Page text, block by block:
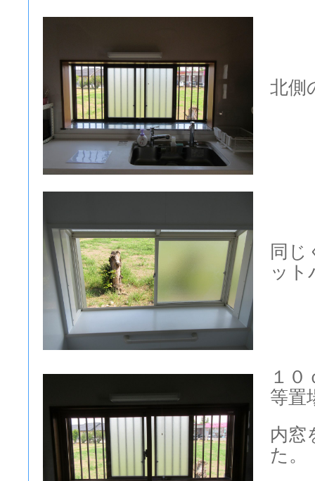
北側
同じ
ット
１０
等置
内窓
た。